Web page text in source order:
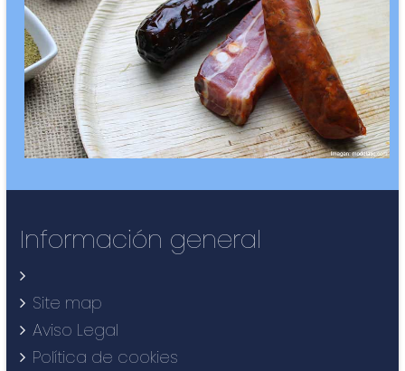
Información general
Site map
Aviso Legal
Política de cookies